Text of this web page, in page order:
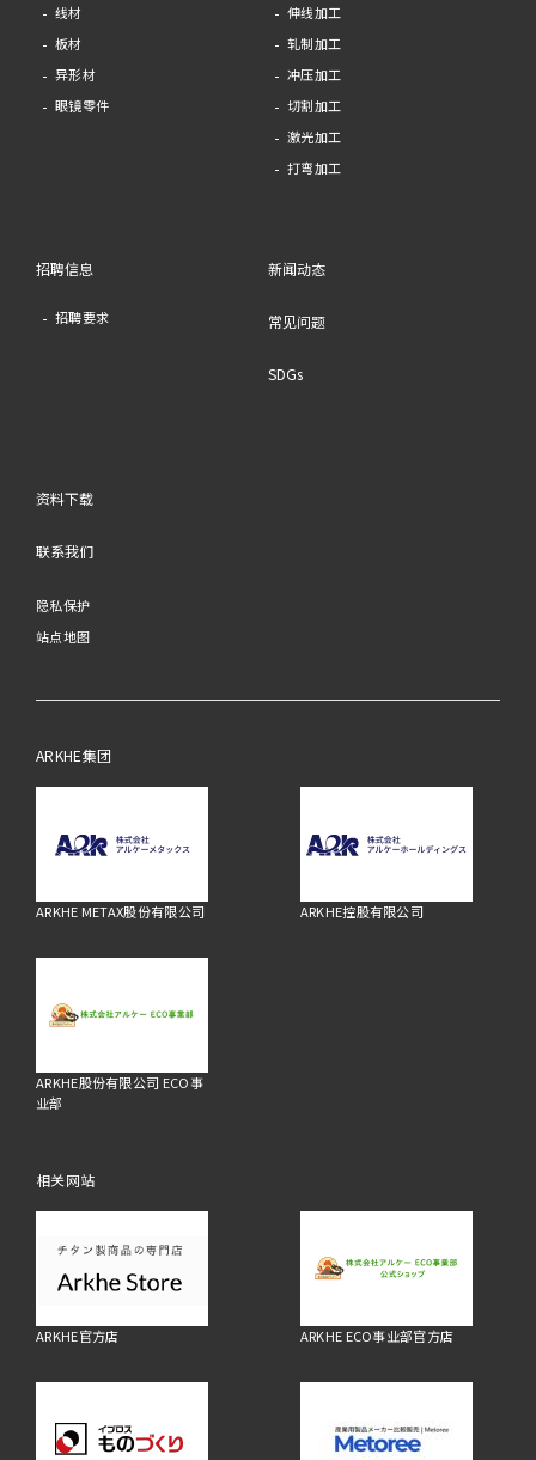
线材
板材
异形材
眼镜零件
伸线加工
轧制加工
冲压加工
切割加工
激光加工
打弯加工
招聘信息
招聘要求
新闻动态
常见问题
SDGs
资料下载
联系我们
隐私保护
站点地图
ARKHE集团
ARKHE METAX股份有限公司 ARKHE控股有限公司
ARKHE股份有限公司 ECO事
业部
相关网站
ARKHE官方店 ARKHE ECO事业部官方店